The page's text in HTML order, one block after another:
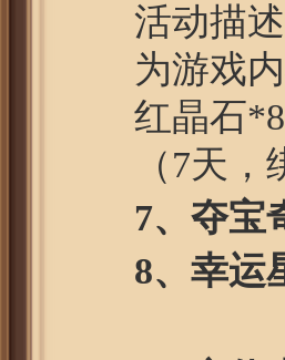
活动描
为游戏
红晶石
（7天
7、夺宝
8、幸运